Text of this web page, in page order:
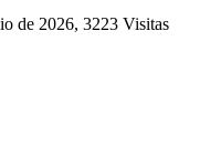
de 2026, 3223 Visitas